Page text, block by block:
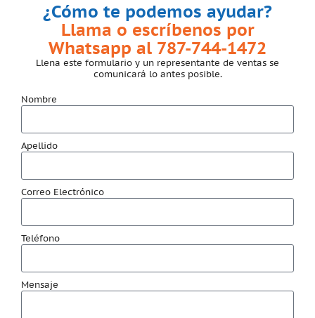
¿Cómo te podemos ayudar?
Llama o escríbenos por
Whatsapp al 787-744-1472
Llena este formulario y un representante de ventas se
comunicará lo antes posible.
Nombre
Apellido
Correo Electrónico
Teléfono
Mensaje